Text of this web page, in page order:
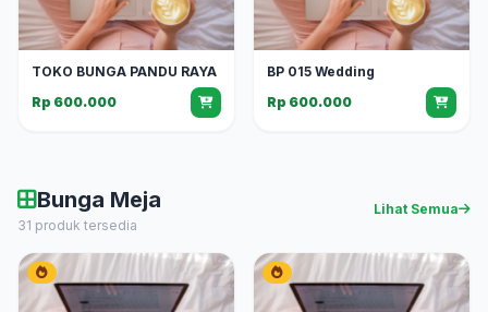
TOKO BUNGA PANDU RAYA
Rp 600.000
BP 015 Wedding
Rp 600.000
Bunga Meja
31 produk tersedia
Lihat Semua